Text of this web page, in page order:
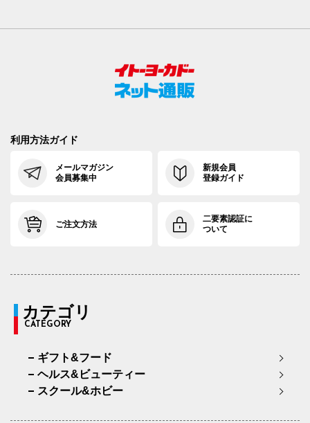
利用方法ガイド
メールマガジン
会員募集中
新規会員
登録ガイド
ご注文方法
二要素認証に
ついて
カテゴリ
CATEGORY
ギフト&フード
ヘルス&ビューティー
スクール&ホビー